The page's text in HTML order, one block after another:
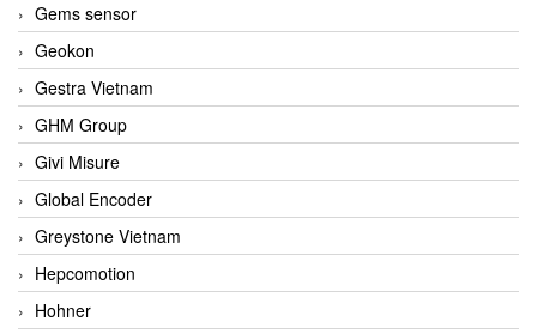
Gems sensor
Geokon
Gestra Vietnam
GHM Group
Givi Misure
Global Encoder
Greystone Vietnam
Hepcomotion
Hohner